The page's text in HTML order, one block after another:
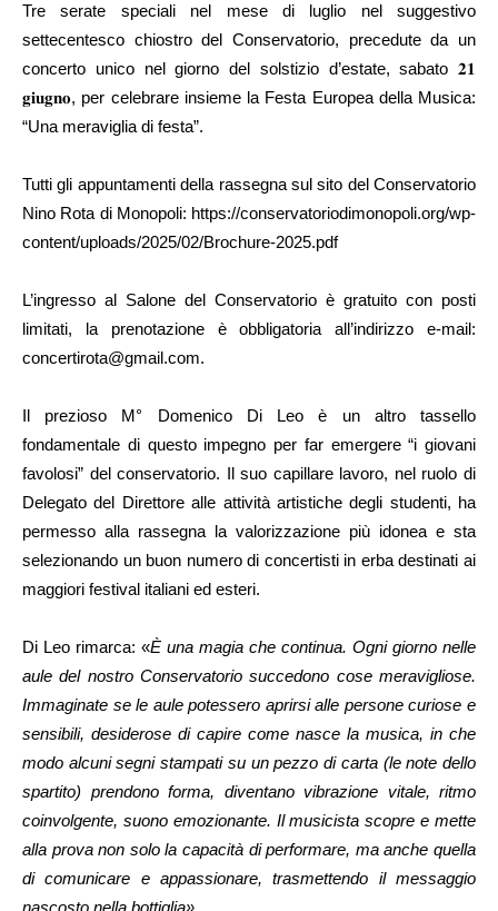
Tre serate speciali nel mese di luglio nel suggestivo
settecentesco chiostro del Conservatorio, precedute da un
concerto unico nel giorno del solstizio d’estate, sabato 𝟐𝟏
𝐠𝐢𝐮𝐠𝐧𝐨, per celebrare insieme la Festa Europea della Musica:
“Una meraviglia di festa”.
Tutti gli appuntamenti della rassegna sul sito del Conservatorio
Nino Rota di Monopoli: https://conservatoriodimonopoli.org/wp-
content/uploads/2025/02/Brochure-2025.pdf
L’ingresso al Salone del Conservatorio è gratuito con posti
limitati, la prenotazione è obbligatoria all’indirizzo e-mail:
concertirota@gmail.com.
Il prezioso M° Domenico Di Leo è un altro tassello
fondamentale di questo impegno per far emergere “i giovani
favolosi” del conservatorio. Il suo capillare lavoro, nel ruolo di
Delegato del Direttore alle attività artistiche degli studenti, ha
permesso alla rassegna la valorizzazione più idonea e sta
selezionando un buon numero di concertisti in erba destinati ai
maggiori festival italiani ed esteri.
Di Leo rimarca: «È una magia che continua. Ogni giorno nelle
aule del nostro Conservatorio succedono cose meravigliose.
Immaginate se le aule potessero aprirsi alle persone curiose e
sensibili, desiderose di capire come nasce la musica, in che
modo alcuni segni stampati su un pezzo di carta (le note dello
spartito) prendono forma, diventano vibrazione vitale, ritmo
coinvolgente, suono emozionante. Il musicista scopre e mette
alla prova non solo la capacità di performare, ma anche quella
di comunicare e appassionare, trasmettendo il messaggio
nascosto nella bottiglia».